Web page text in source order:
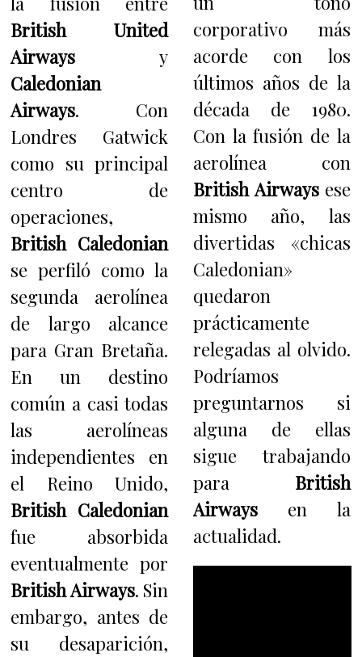
British United
Airways y
Caledonian
Airways. Con
Londres Gatwick
como su principal
centro de
operaciones,
British Caledonian
se perfiló como la
segunda aerolínea
de largo alcance
para Gran Bretaña.
En un destino
común a casi todas
las aerolíneas
independientes en
el Reino Unido,
British Caledonian
fue absorbida
eventualmente por
British Airways. Sin
embargo, antes de
su desaparición,
corporativo más
acorde con los
últimos años de la
década de 1980.
Con la fusión de la
aerolínea con
British Airwaysese
mismo año, las
divertidas «chicas
Caledonian»
quedaron
prácticamente
relegadas al olvido.
Podríamos
preguntarnos si
alguna de ellas
sigue trabajando
para British
Airwaysen la
actualidad.